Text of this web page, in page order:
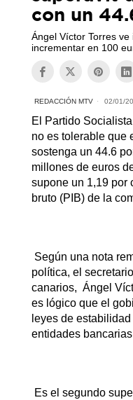
con un
Ángel Víctor Torres
incrementar en 100
REDACCIÓN MTV 02/01/
El Partido
no es tolerable que
sostenga un 44.6
millones de euros
supone un 1,19 por
bruto (PIB) de la
Según una nota
política, el
canarios, Ángel
es lógico que el
leyes de
entidades
Es el segundo